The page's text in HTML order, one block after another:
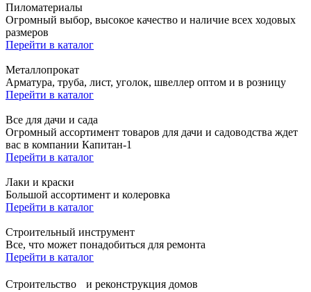
Пиломатериалы
Огромный выбор, высокое качество и наличие всех ходовых
размеров
Перейти в каталог
Металлопрокат
Арматура, труба, лист, уголок, швеллер оптом и в розницу
Перейти в каталог
Все для дачи и сада
Огромный ассортимент товаров для дачи и садоводства ждет
вас в компании Капитан-1
Перейти в каталог
Лаки и краски
Большой ассортимент и колеровка
Перейти в каталог
Строительный инструмент
Все, что может понадобиться для ремонта
Перейти в каталог
Строительство и реконструкция домов